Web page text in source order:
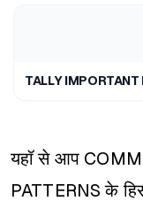
TALLY IMPORTANT
यहॉ से आप
PATTERNS के